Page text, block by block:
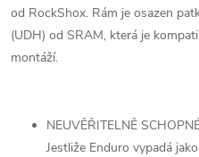
od RockShox. Rám je osazen
(UDH) od SRAM, která je
montáží.
NEUVĚŘITELNĚ
Jestliže Enduro vypadá